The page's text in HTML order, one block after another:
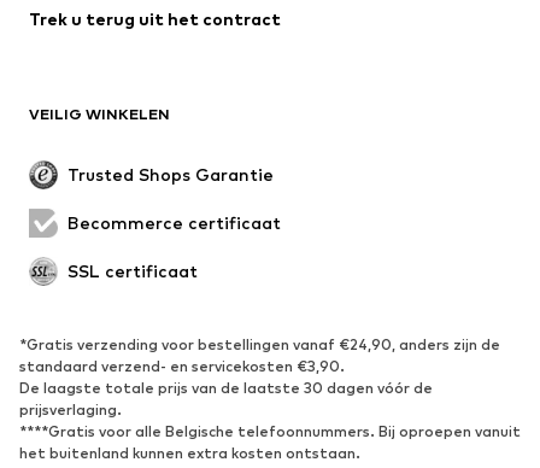
Mantels
Rokken
Evenementen
SCHOENEN
Sneakers
Enkellaarsjes
Pumps & hakken
Laarzen
Sandalen
Sportschoenen
Ballerina's
Trek u terug uit het contract
VEILIG WINKELEN
Trusted Shops Garantie
Becommerce certificaat
SSL certificaat
*Gratis verzending voor bestellingen vanaf €24,90, anders zijn de
standaard verzend- en servicekosten €3,90.
De laagste totale prijs van de laatste 30 dagen vóór de
prijsverlaging.
****Gratis voor alle Belgische telefoonnummers. Bij oproepen vanuit
het buitenland kunnen extra kosten ontstaan.